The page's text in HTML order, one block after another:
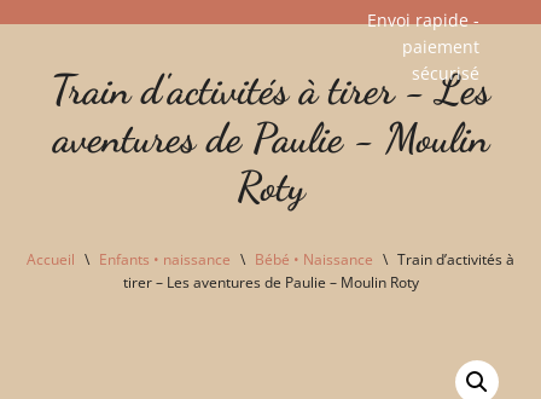
Envoi rapide -
paiement
sécurisé​
Train d'activités à tirer - Les
aventures de Paulie - Moulin
Roty
Accueil \ Enfants • naissance \ Bébé • Naissance \ Train d’activités à
tirer – Les aventures de Paulie – Moulin Roty